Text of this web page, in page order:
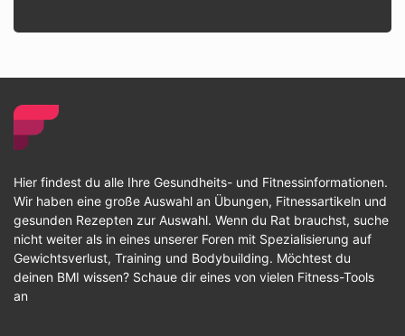
Hier findest du alle Ihre Gesundheits- und Fitnessinformationen.
Wir haben eine große Auswahl an Übungen, Fitnessartikeln und
gesunden Rezepten zur Auswahl. Wenn du Rat brauchst, suche
nicht weiter als in eines unserer Foren mit Spezialisierung auf
Gewichtsverlust, Training und Bodybuilding. Möchtest du
deinen BMI wissen? Schaue dir eines von vielen Fitness-Tools
an